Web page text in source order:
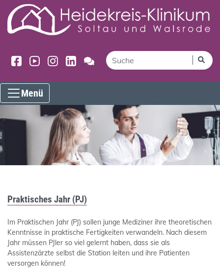
Menü
Praktisches Jahr (PJ)
Im Praktischen Jahr (PJ) sollen junge Mediziner ihre theoretischen
Kenntnisse in praktische Fertigkeiten verwandeln. Nach diesem
Jahr müssen PJler so viel gelernt haben, dass sie als
Assistenzärzte selbst die Station leiten und ihre Patienten
versorgen können!